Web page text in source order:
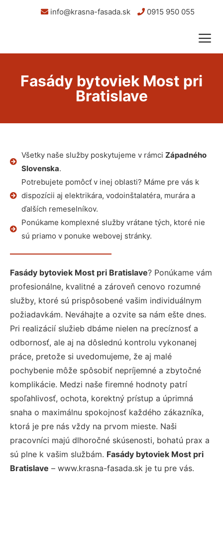
info@krasna-fasada.sk 0915 950 055
Fasády bytoviek Most pri
Bratislave
Všetky naše služby poskytujeme v rámci Západného
Slovenska.
Potrebujete pomôcť v inej oblasti? Máme pre vás k
dispozícii aj elektrikára, vodoinštalatéra, murára a
ďalších remeselníkov.
Ponúkame komplexné služby vrátane tých, ktoré nie
sú priamo v ponuke webovej stránky.
Fasády bytoviek Most pri Bratislave? Ponúkame vám
profesionálne, kvalitné a zároveň cenovo rozumné
služby, ktoré sú prispôsobené vašim individuálnym
požiadavkám. Neváhajte a ozvite sa nám ešte dnes.
Pri realizácií služieb dbáme nielen na precíznosť a
odbornosť, ale aj na dôslednú kontrolu vykonanej
práce, pretože si uvedomujeme, že aj malé
pochybenie môže spôsobiť nepríjemné a zbytočné
komplikácie. Medzi naše firemné hodnoty patrí
spoľahlivosť, ochota, korektný prístup a úprimná
snaha o maximálnu spokojnosť každého zákazníka,
ktorá je pre nás vždy na prvom mieste. Naši
pracovníci majú dlhoročné skúsenosti, bohatú prax a
sú plne k vašim službám. Fasády bytoviek Most pri
Bratislave – www.krasna-fasada.sk je tu pre vás.